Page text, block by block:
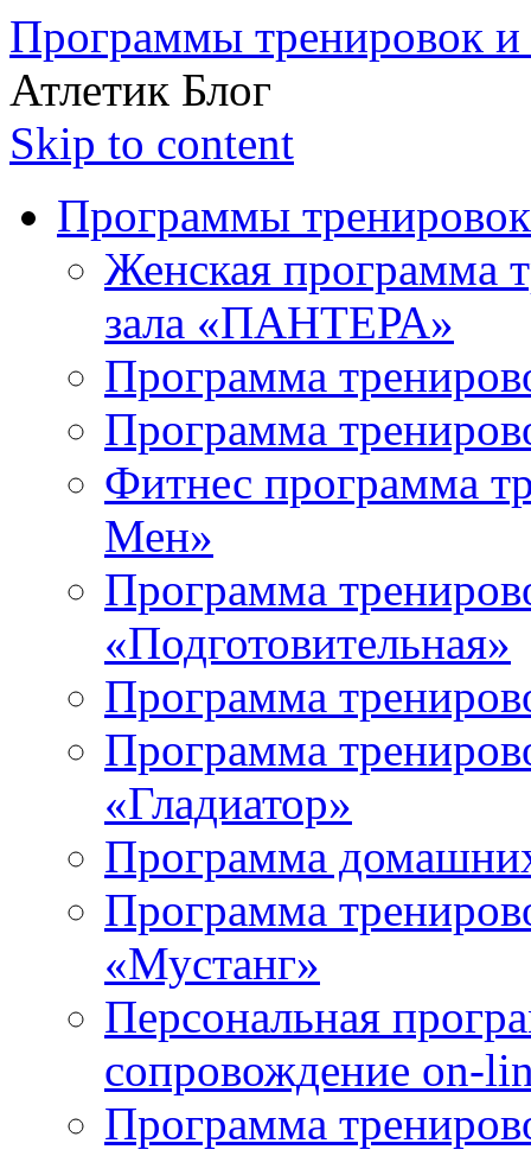
Программы тренировок и
Атлетик Блог
Skip to content
Программы тренировок
Женская программа
зала «ПАНТЕРА»
Программа
Программа
Фитнес программа
Мен»
Программа
«Подготовительная»
Программа
Программа
«Гладиатор»
Программа
Программа
«Мустанг»
Персональная
сопровождение on-
Программа